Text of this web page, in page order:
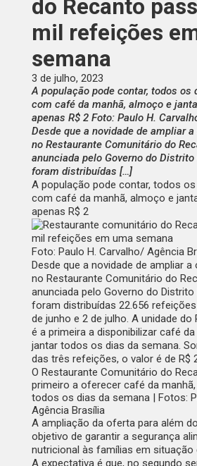
do Recanto
mil refeições
semana
3 de julho, 2023
A população pode contar, todos os
com café da manhã, almoço e
apenas R$ 2 Foto: Paulo H.
Desde que a novidade de ampliar
no Restaurante Comunitário do
anunciada pelo Governo do Distrito
foram distribuídas […]
A população pode contar, todos
com café da manhã, almoço e
apenas R$ 2
Foto: Paulo H. Carvalho/ Agência
Desde que a novidade de ampliar
no Restaurante Comunitário do
anunciada pelo Governo do Distrito
foram distribuídas 22.656
de junho e 2 de julho. A unidade do
é a primeira a disponibilizar café
jantar todos os dias da semana.
das três refeições, o valor é de R$
O Restaurante Comunitário do
primeiro a oferecer café da
todos os dias da semana | Fotos:
Agência Brasília
A ampliação da oferta para além
objetivo de garantir a segurança
nutricional às famílias em situação
A expectativa é que, no segundo